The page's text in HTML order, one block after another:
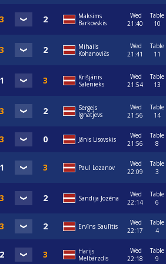
Maksims
Barkovskis
Wed
21:40
Table
10
Mihails
Kohanovičs
Wed
21:41
Table
11
Krišjānis
Salenieks
Wed
21:54
Table
13
Sergejs
Ignatjevs
Wed
21:56
Table
14
Jānis Lisovskis
Wed
21:56
Table
8
Paul Lozanov
Wed
22:09
Table
3
Sandija Jozēna
Wed
22:14
Table
6
Ervīns Saulītis
Wed
22:17
Table
4
Harijs
Melbārzdis
Wed
22:18
Table
9